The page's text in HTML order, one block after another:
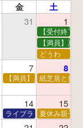
金 土
31 1
【受付終了
【満員】夏
どうわ
7 8
【満員】夏休み科学あ
紙芝居と折
14 15
ライブラリーシアター
夏休み親子